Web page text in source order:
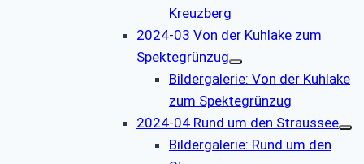
Kreuzberg
2024-03 Von der Kuhlake zum
Spektegrünzug
Bildergalerie: Von der Kuhlake
zum Spektegrünzug
2024-04 Rund um den Straussee
Bildergalerie: Rund um den